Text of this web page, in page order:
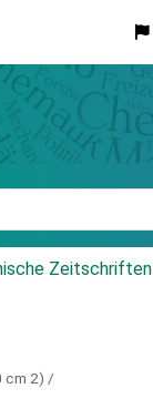
Zeitschriften
cm 2) /